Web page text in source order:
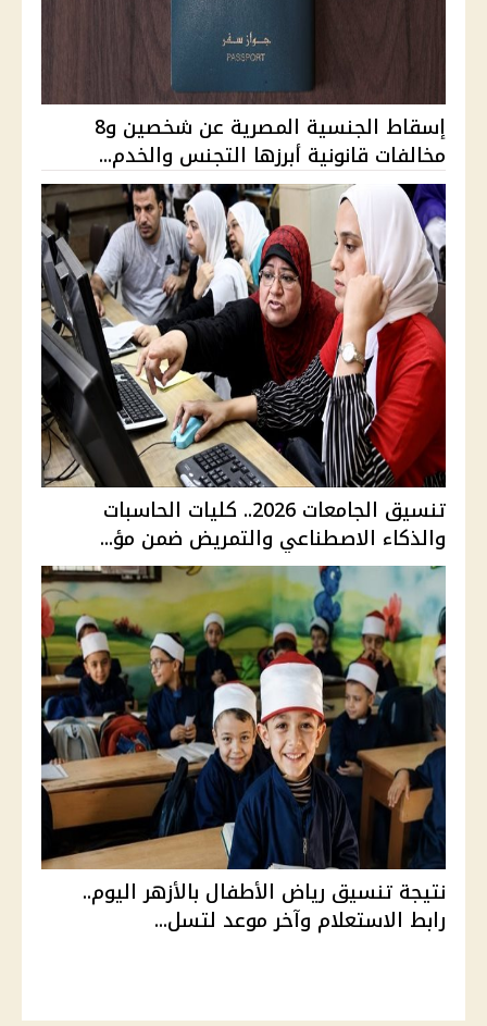
إسقاط الجنسية المصرية عن شخصين و8
مخالفات قانونية أبرزها التجنس والخدم...
تنسيق الجامعات 2026.. كليات الحاسبات
والذكاء الاصطناعي والتمريض ضمن مؤ...
نتيجة تنسيق رياض الأطفال بالأزهر اليوم..
رابط الاستعلام وآخر موعد لتسل...